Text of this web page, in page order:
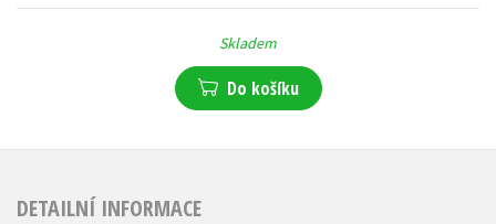
Skladem
Do košíku
DETAILNÍ INFORMACE